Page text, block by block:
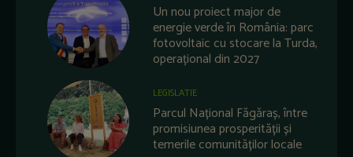
Un nou proiect major de
energie verde în România: parc
fotovoltaic cu stocare la Turda,
operațional din 2027
LEGISLATIE
Parcul Național Făgăraș, între
promisiunea prosperității și
temerile comunităților locale